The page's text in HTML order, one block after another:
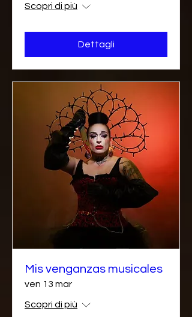
Scopri di più
Dettagli
Mis venganzas musicales
ven 13 mar
Scopri di più